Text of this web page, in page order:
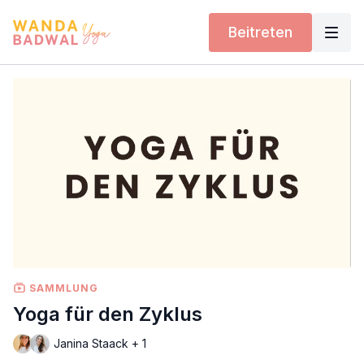
Beitreten
SAMMLUNG
Yoga für den Zyklus
Janina Staack + 1